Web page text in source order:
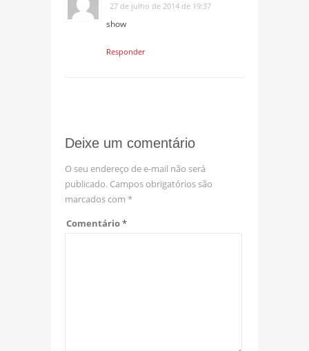
27 de julho de 2014 de 19:37
show
Responder
Deixe um comentário
O seu endereço de e-mail não será
publicado. Campos obrigatórios são
marcados com *
Comentário*